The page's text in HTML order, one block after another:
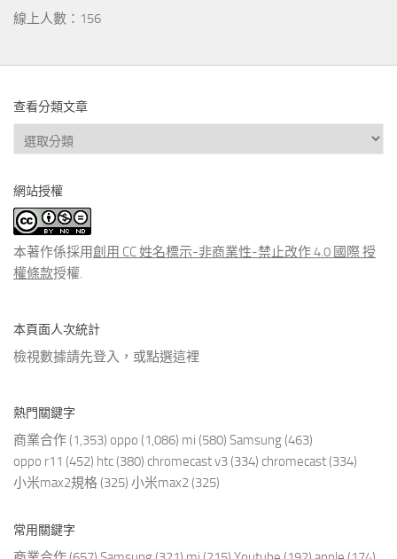
線上人數：156
查看分類文章
查
看
類
文
章
網站授權
本著作係採用創用 CC 姓名標示-非商業性-禁止改作 4.0 國際 授
權條款授權.
本頁面人次統計
檢視數據請先登入，或點選這裡
熱門關鍵字
商業合作 (1,353) oppo (1,086) mi (580) Samsung (463)
oppo r11 (452) htc (380) chromecast v3 (334) chromecast (334)
小米max2規格 (325) 小米max2 (325)
常用關鍵字